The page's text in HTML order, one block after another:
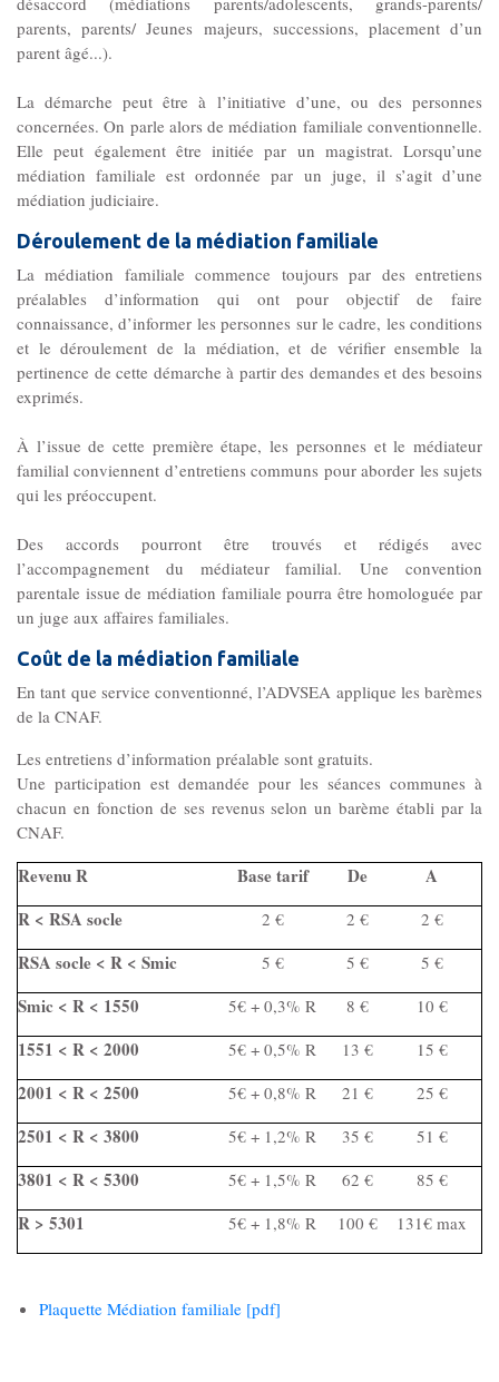
Service de Prévention spécialisée territorialisée
SIE
AEMO
AEMO H
Médiation familiale
VPT
AGBF
MJPM
Pôle Hébergement Collectif
La Verdière
Les Sources
Ressources humaines
Offres de stage
Candidatures spontanées
Note de l’index égalité hommes femmes
Nos actualités
Contact
Nous soutenir
parents, parents/ Jeunes majeurs, successions, placement d’un
parent âgé...).
La démarche peut être à l’initiative d’une, ou des personnes
concernées. On parle alors de médiation familiale conventionnelle.
Elle peut également être initiée par un magistrat. Lorsqu’une
médiation familiale est ordonnée par un juge, il s’agit d’une
médiation judiciaire.
Déroulement de la médiation familiale
La médiation familiale commence toujours par des entretiens
préalables d’information qui ont pour objectif de faire
connaissance, d’informer les personnes sur le cadre, les conditions
et le déroulement de la médiation, et de vérifier ensemble la
pertinence de cette démarche à partir des demandes et des besoins
exprimés.
À l’issue de cette première étape, les personnes et le médiateur
familial conviennent d’entretiens communs pour aborder les sujets
qui les préoccupent.
Des accords pourront être trouvés et rédigés avec
l’accompagnement du médiateur familial. Une convention
parentale issue de médiation familiale pourra être homologuée par
un juge aux affaires familiales.
Coût de la médiation familiale
En tant que service conventionné, l’ADVSEA applique les barèmes
de la CNAF.
Les entretiens d’information préalable sont gratuits.
Une participation est demandée pour les séances communes à
chacun en fonction de ses revenus selon un barème établi par la
CNAF.
Revenu R Base tarif De
A
R < RSA socle
2 € 2 € 2 €
RSA socle < R < Smic 5 € 5 € 5 €
Smic < R < 1550 5€ + 0,3% R 8 € 10 €
1551 < R < 2000 5€ + 0,5% R 13 € 15 €
2001 < R < 2500 5€ + 0,8% R 21 € 25 €
2501 < R < 3800 5€ + 1,2% R 35 € 51 €
3801 < R < 5300 5€ + 1,5% R 62 € 85 €
R > 5301 5€ + 1,8% R 100 € 131€ max
Plaquette Médiation familiale [pdf]